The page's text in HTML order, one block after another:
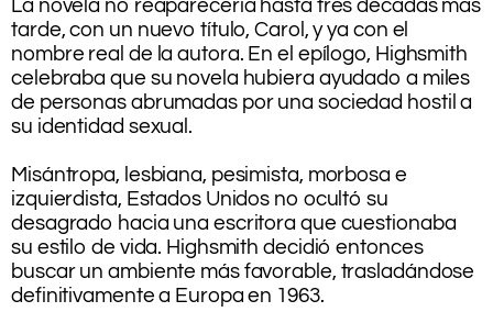
La novela no reaparecería hasta tres décadas más
tarde, con un nuevo título, Carol, y ya con el
nombre real de la autora. En el epílogo, Highsmith
celebraba que su novela hubiera ayudado a miles
de personas abrumadas por una sociedad hostil a
su identidad sexual.
Misántropa, lesbiana, pesimista, morbosa e
izquierdista, Estados Unidos no ocultó su
desagrado hacia una escritora que cuestionaba
su estilo de vida. Highsmith decidió entonces
buscar un ambiente más favorable, trasladándose
definitivamente a Europa en 1963.